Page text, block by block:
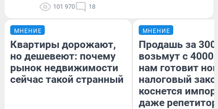
101 970 18
МНЕНИЕ
Квартиры дорожают,
но дешевеют: почему
рынок недвижимости
сейчас такой странный
МНЕНИЕ
Продашь за
возьмут с
нам готовит
налоговый
коснется
даже